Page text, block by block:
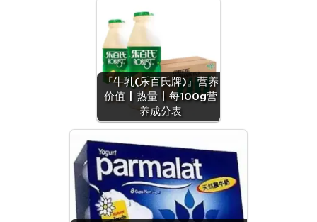
『牛乳(乐百氏牌)』营养
价值 | 热量 | 每100g营
养成分表